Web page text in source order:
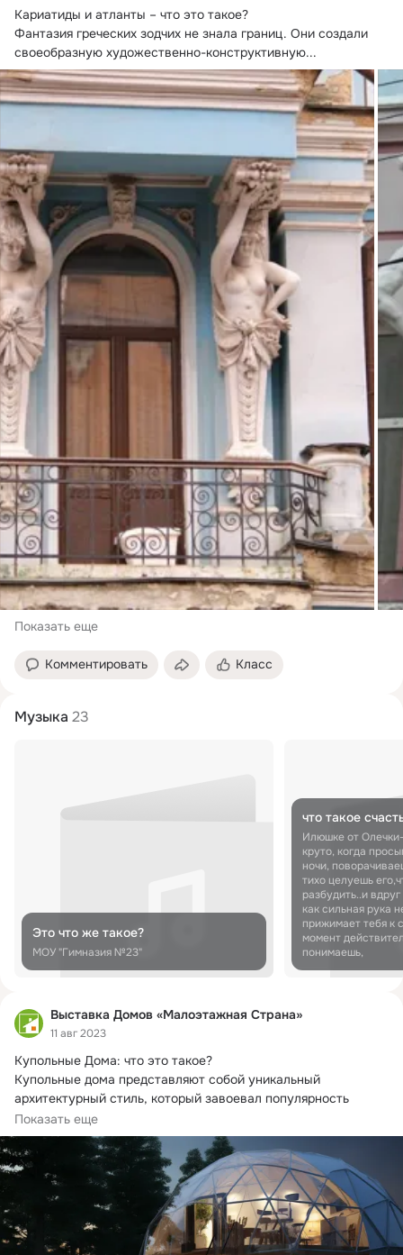
Кариатиды и атланты – что это такое?
Фантазия греческих зодчих не знала границ. Они создали
своеобразную художественно-конструктивную...
Показать еще
Комментировать Класс
Музыка 23
Это что же такое?
МОУ "Гимназия №23"
что такое
Илюшке от
круто, когда
ночи,
тихо целуешь
разбудить..и
как сильная рука
прижимает тебя к
момент
понимаешь,
Выставка Домов «Малоэтажная Страна»
11 авг 2023
Купольные Дома: что это такое?
Купольные дома представляют собой уникальный
архитектурный стиль, который завоевал популярность
благодаря...
Показать еще